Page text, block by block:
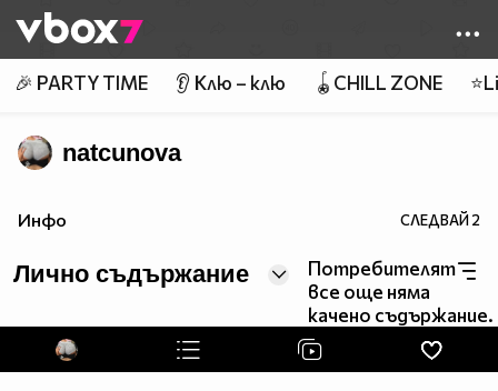
👾
🎉 PARTY TIME 👂 Клю – клю 🪀CHILL ZONE
natcunova
Инфо СЛЕДВАЙ2
Лично съдържание
Потребителят
все още няма
качено съдържание.